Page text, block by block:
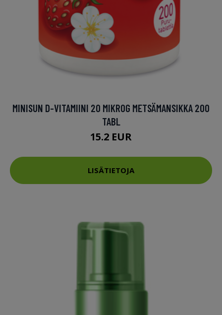
MINISUN D-VITAMIINI 20 MIKROG METSÄMANSIKKA 200
TABL
15.2 EUR
LISÄTIETOJA